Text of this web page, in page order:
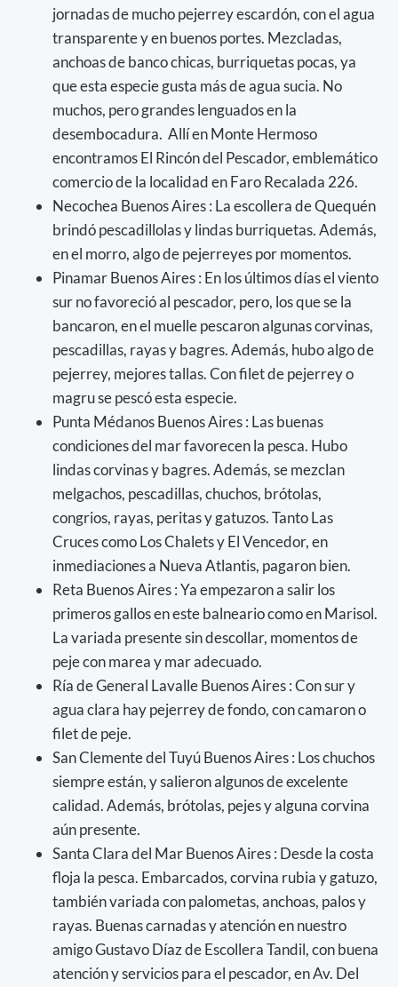
jornadas de mucho pejerrey escardón, con el agua
transparente y en buenos portes. Mezcladas,
anchoas de banco chicas, burriquetas pocas, ya
que esta especie gusta más de agua sucia. No
muchos, pero grandes lenguados en la
desembocadura. Allí en Monte Hermoso
encontramos El Rincón del Pescador, emblemático
comercio de la localidad en Faro Recalada 226.
Necochea Buenos Aires : La escollera de Quequén
brindó pescadillolas y lindas burriquetas. Además,
en el morro, algo de pejerreyes por momentos.
Pinamar Buenos Aires : En los últimos días el viento
sur no favoreció al pescador, pero, los que se la
bancaron, en el muelle pescaron algunas corvinas,
pescadillas, rayas y bagres. Además, hubo algo de
pejerrey, mejores tallas. Con filet de pejerrey o
magru se pescó esta especie.
Punta Médanos Buenos Aires : Las buenas
condiciones del mar favorecen la pesca. Hubo
lindas corvinas y bagres. Además, se mezclan
melgachos, pescadillas, chuchos, brótolas,
congrios, rayas, peritas y gatuzos. Tanto Las
Cruces como Los Chalets y El Vencedor, en
inmediaciones a Nueva Atlantis, pagaron bien.
Reta Buenos Aires : Ya empezaron a salir los
primeros gallos en este balneario como en Marisol.
La variada presente sin descollar, momentos de
peje con marea y mar adecuado.
Ría de General Lavalle Buenos Aires : Con sur y
agua clara hay pejerrey de fondo, con camaron o
filet de peje.
San Clemente del Tuyú Buenos Aires : Los chuchos
siempre están, y salieron algunos de excelente
calidad. Además, brótolas, pejes y alguna corvina
aún presente.
Santa Clara del Mar Buenos Aires : Desde la costa
floja la pesca. Embarcados, corvina rubia y gatuzo,
también variada con palometas, anchoas, palos y
rayas. Buenas carnadas y atención en nuestro
amigo Gustavo Díaz de Escollera Tandil, con buena
atención y servicios para el pescador, en Av. Del